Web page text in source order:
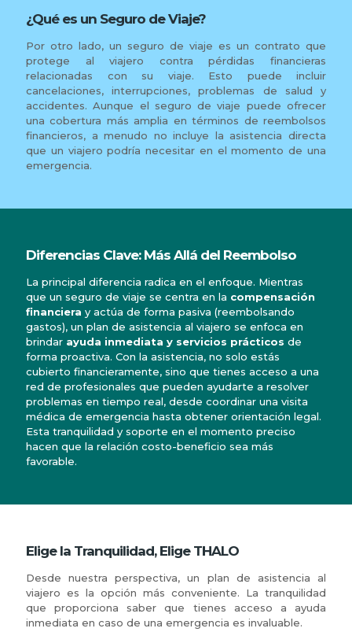
¿Qué es un Seguro de Viaje?
Por otro lado, un seguro de viaje es un contrato que
protege al viajero contra pérdidas financieras
relacionadas con su viaje. Esto puede incluir
cancelaciones, interrupciones, problemas de salud y
accidentes. Aunque el seguro de viaje puede ofrecer
una cobertura más amplia en términos de reembolsos
financieros, a menudo no incluye la asistencia directa
que un viajero podría necesitar en el momento de una
emergencia.
Diferencias Clave: Más Allá del Reembolso
La principal diferencia radica en el enfoque. Mientras
que un seguro de viaje se centra en la compensación
financiera y actúa de forma pasiva (reembolsando
gastos), un plan de asistencia al viajero se enfoca en
brindar ayuda inmediata y servicios prácticos de
forma proactiva. Con la asistencia, no solo estás
cubierto financieramente, sino que tienes acceso a una
red de profesionales que pueden ayudarte a resolver
problemas en tiempo real, desde coordinar una visita
médica de emergencia hasta obtener orientación legal.
Esta tranquilidad y soporte en el momento preciso
hacen que la relación costo-beneficio sea más
favorable.
Elige la Tranquilidad, Elige THALO
Desde nuestra perspectiva, un plan de asistencia al
viajero es la opción más conveniente. La tranquilidad
que proporciona saber que tienes acceso a ayuda
inmediata en caso de una emergencia es invaluable.